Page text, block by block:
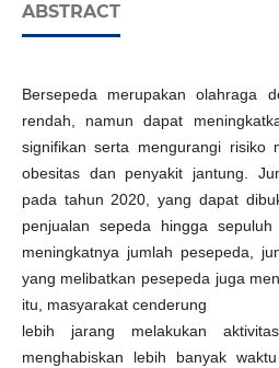
ABSTRACT
Bersepeda merupakan olahraga
rendah, namun dapat
signifikan serta mengurangi risiko
obesitas dan penyakit jantung.
pada tahun 2020, yang dapat
penjualan sepeda hingga
meningkatnya jumlah pesepeda,
yang melibatkan pesepeda juga
itu, masyarakat cenderung
lebih jarang melakukan
menghabiskan lebih banyak